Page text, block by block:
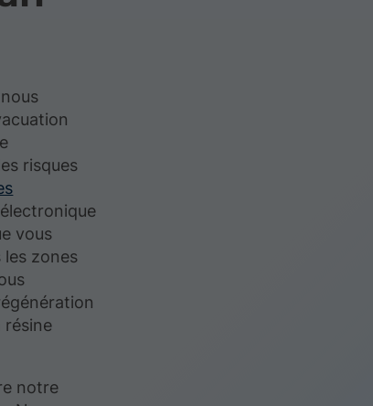
risques
vous
zones
résine
notre